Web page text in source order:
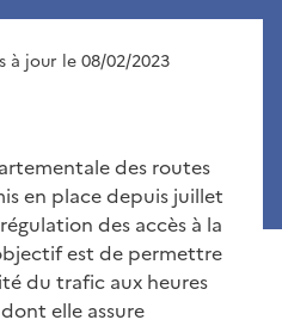
à jour le 08/02/2023
des routes
en place depuis juillet
des accès à la
est de permettre
du trafic aux heures
elle assure